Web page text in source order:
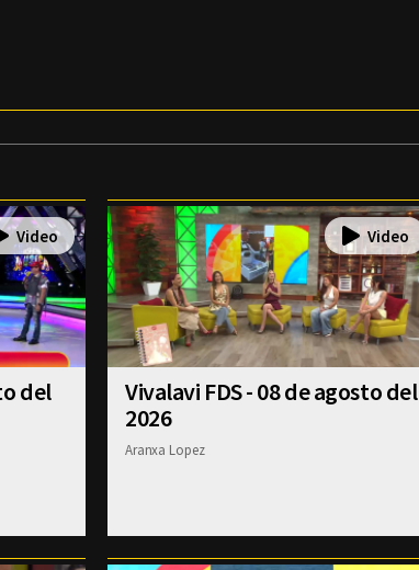
del
Vivalavi FDS - 08 de agosto del
2026
Aranxa Lopez